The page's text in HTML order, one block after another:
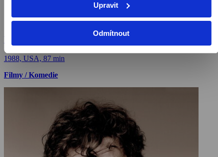
Upravit
Odmítnout
Policejní akademie 5: Nasazení: Miami Beach
1988, USA, 87 min
Filmy / Komedie